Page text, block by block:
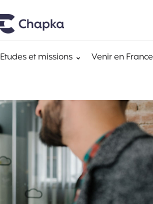
Etudes et missions Venir en France